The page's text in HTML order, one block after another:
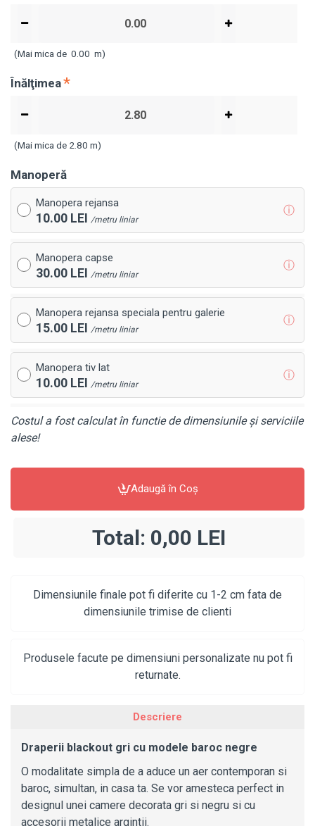
(Mai mica de 0.00 m)
Înălţimea
(Mai mica de 2.80 m)
Manoperă
Manopera rejansa
10.00 LEI /metru liniar
ⓘ
Manopera capse
30.00 LEI /metru liniar
ⓘ
Manopera rejansa speciala pentru galerie
15.00 LEI /metru liniar
ⓘ
Manopera tiv lat
10.00 LEI /metru liniar
ⓘ
Costul a fost calculat în functie de dimensiunile și serviciile
alese!
Adaugă în Coş
Total: 0,00 LEI
Dimensiunile finale pot fi diferite cu 1-2 cm fata de
dimensiunile trimise de clienti
Produsele facute pe dimensiuni personalizate nu pot fi
returnate.
Descriere
Draperii blackout gri cu modele baroc negre
O modalitate simpla de a aduce un aer contemporan si
baroc, simultan, in casa ta. Se vor amesteca perfect in
designul unei camere decorata gri si negru si cu
accesorii metalice argintii.